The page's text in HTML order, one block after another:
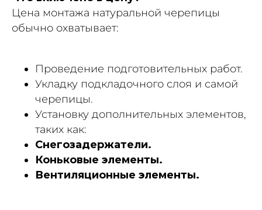
Цена монтажа натуральной черепицы
обычно охватывает:
Проведение подготовительных работ.
Укладку подкладочного слоя и самой
черепицы.
Установку дополнительных элементов,
таких как:
Снегозадержатели.
Коньковые элементы.
Вентиляционные элементы.